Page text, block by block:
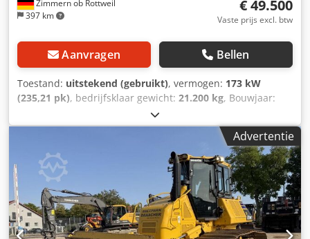
Zimmern ob Rottweil
397 km
€ 49.500
Vaste prijs excl. btw
Aanvragen Bellen
Toestand: uitstekend (gebruikt), vermogen: 173 kW
(235,21 pk), bedrijfsklaar gewicht: 21.200 kg, Bouwjaar:
, Uitrusting:
standaard schep, Komatsu WA430-6 Bouwjaar: 2016
Bedrijfstijden: 8.296 uur Afgesloten cabine Airconditioning
Radio Pfreundt WK 50-XS weegsysteem Achteruitrijcamera
Centrale smering Dsdpfxozr Ifij Andskr Bandenmaat
23.5R25: ca. 60-70% profiel over Bak – 3,7 m³ Motor met
173 kW CE-keuring Afmetingen voor transport: 8,4 x 3 x 3,5
m Operationeel gewicht: 21,2 ton.
Advertentie